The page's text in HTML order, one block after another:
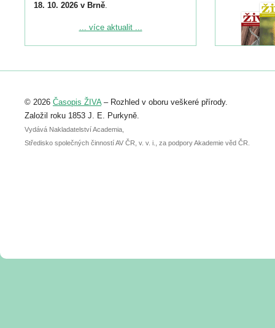
18. 10. 2026 v Brně.
Podrobnější informace ke konferenci
Registrovat se můžete do 6. září.
abstraktu přihlášené přednášky nebo
posteru je už 30. června.
... více aktualit ...
© 2026 Časopis ŽIVA– Rozhled v oboru veškeré přírody.
Založil roku 1853 J. E. Purkyně.
Vydává Nakladatelství Academia,
Středisko společných činností AV ČR, v. v. i., za podpory Akademie věd ČR.